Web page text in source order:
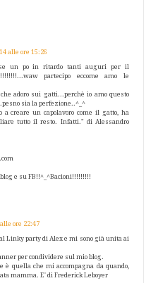
alle ore 15:26
se un po in ritardo tanti auguri per il
partecipo eccome amo le
adoro sui gatti...perchè io amo questo
sia la perfezione..^_^
a creare un capolavoro come il gatto, ha
tutto il resto. Infatti." di Alessandro
e su FB!!^_^Bacioni!!!!!!!!!
ore 22:47
Linky party di Alex e mi sono già unita ai
per condividere sul mio blog.
è quella che mi accompagna da quando,
mamma. E' di Frederick Leboyer